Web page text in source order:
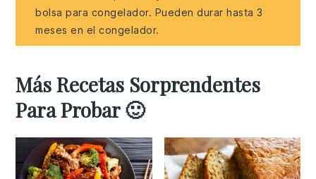
bolsa para congelador. Pueden durar hasta 3
meses en el congelador.
Más Recetas Sorprendentes
Para Probar 🙂